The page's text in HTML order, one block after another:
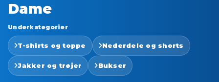
Dame
Underkategorier
T-shirts og toppe Nederdele og shorts
Jakker og trøjer Bukser